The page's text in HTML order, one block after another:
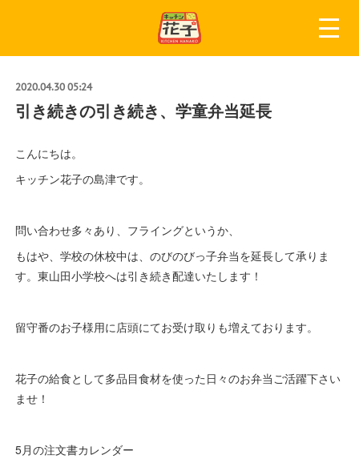
2020.04.30 05:24
引き続きの引き続き、学童弁当延長
こんにちは。
キッチン花子の島津です。
問い合わせ多々あり、フライングというか、
もはや、学校の休校中は、のびのびっ子弁当を延長して承りま
す。東山田小学校へは引き続き配達いたします！
留守番のお子様用に店頭にてお受け取りも増えております。
花子の給食として多品目食材を使った日々のお弁当ご活躍下さい
ませ！
5月の注文書カレンダー